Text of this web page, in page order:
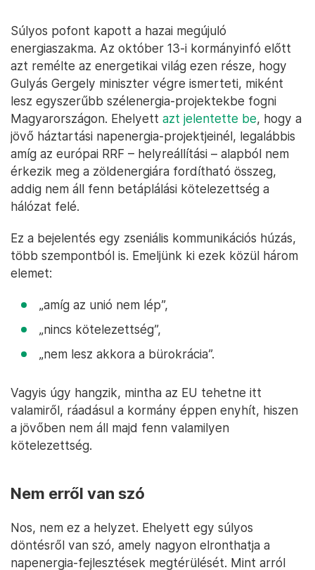
Súlyos pofont kapott a hazai megújuló
energiaszakma. Az október 13-i kormányinfó előtt
azt remélte az energetikai világ ezen része, hogy
Gulyás Gergely miniszter végre ismerteti, miként
lesz egyszerűbb szélenergia-projektekbe fogni
Magyarországon. Ehelyett azt jelentette be, hogy a
jövő háztartási napenergia-projektjeinél, legalábbis
amíg az európai RRF – helyreállítási – alapból nem
érkezik meg a zöldenergiára fordítható összeg,
addig nem áll fenn betáplálási kötelezettség a
hálózat felé.
Ez a bejelentés egy zseniális kommunikációs húzás,
több szempontból is. Emeljünk ki ezek közül három
elemet:
„amíg az unió nem lép”,
„nincs kötelezettség”,
„nem lesz akkora a bürokrácia”.
Vagyis úgy hangzik, mintha az EU tehetne itt
valamiről, ráadásul a kormány éppen enyhít, hiszen
a jövőben nem áll majd fenn valamilyen
kötelezettség.
Nem erről van szó
Nos, nem ez a helyzet. Ehelyett egy súlyos
döntésről van szó, amely nagyon elronthatja a
napenergia-fejlesztések megtérülését. Mint arról